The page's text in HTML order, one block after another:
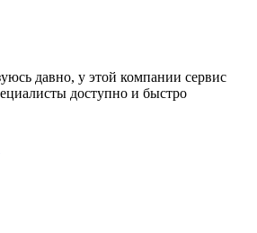
давно, у этой компании сервис
доступно и быстро